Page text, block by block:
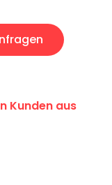
Kunden aus